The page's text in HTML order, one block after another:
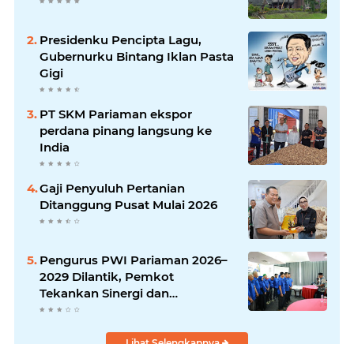
Presidenku Pencipta Lagu,
Gubernurku Bintang Iklan Pasta
Gigi
PT SKM Pariaman ekspor
perdana pinang langsung ke
India
Gaji Penyuluh Pertanian
Ditanggung Pusat Mulai 2026
Pengurus PWI Pariaman 2026–
2029 Dilantik, Pemkot
Tekankan Sinergi dan
Profesionalisme Pers